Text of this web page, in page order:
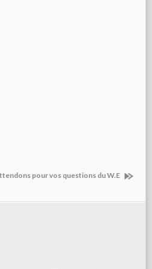
pour vos questions du W.E